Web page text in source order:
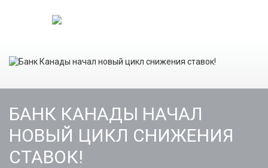
БАНК КАНАДЫ НАЧАЛ
НОВЫЙ ЦИКЛ СНИЖЕНИЯ
СТАВОК!